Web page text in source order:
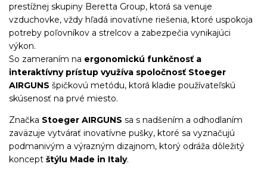
prestížnej skupiny Beretta Group, ktorá sa venuje
vzduchovke, vždy hľadá inovatívne riešenia, ktoré uspokoja
potreby poľovníkov a strelcov a zabezpečia vynikajúci
výkon.
So zameraním na ergonomickú funkčnosť a
interaktívny prístup využíva spoločnosť Stoeger
AIRGUNS špičkovú metódu, ktorá kladie používateľskú
skúsenosť na prvé miesto.
Značka Stoeger AIRGUNS sa s nadšením a odhodlaním
zaväzuje vytvárať inovatívne pušky, ktoré sa vyznačujú
podmanivým a výrazným dizajnom, ktorý odráža dôležitý
koncept štýlu Made in Italy.